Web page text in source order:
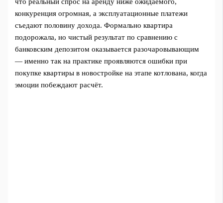
конкуренция огромная, а эксплуатационные платежи
съедают половину дохода. Формально квартира
подорожала, но чистый результат по сравнению с
банковским депозитом оказывается разочаровывающим
— именно так на практике проявляются ошибки при
покупке квартиры в новостройке на этапе котлована, когда
эмоции побеждают расчёт.